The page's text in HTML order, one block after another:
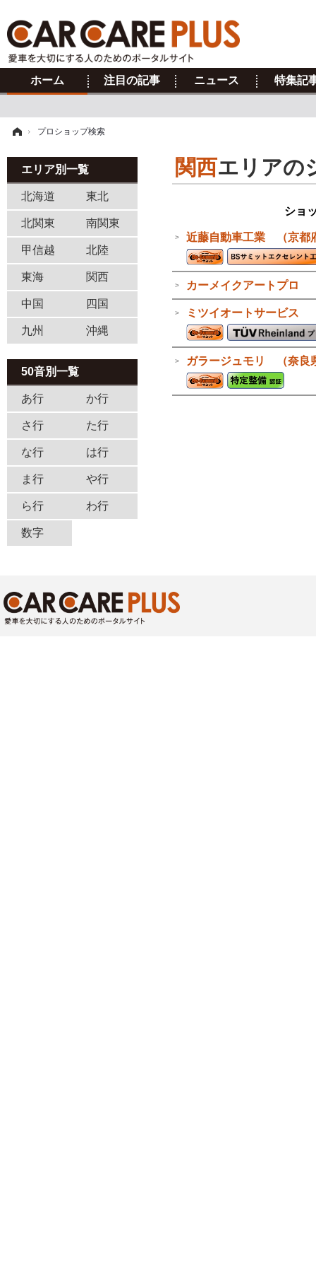
ホーム 注目の記事 ニュース 特集記
› プロショップ検索
関西エリアの
ショ
近藤自動車工業 （京都
カーメイクアートプロ
ミツイオートサービス
ガラージュモリ （奈良
エリア別一覧
北海道 東北
北関東 南関東
甲信越 北陸
東海 関西
中国 四国
九州 沖縄
50音別一覧
あ行 か行
さ行 た行
な行 は行
ま行 や行
ら行 わ行
数字